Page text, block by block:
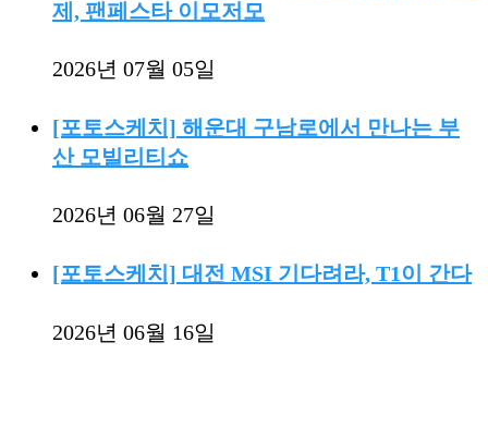
제, 팬페스타 이모저모
2026년 07월 05일
[포토스케치] 해운대 구남로에서 만나는 부
산 모빌리티쇼
2026년 06월 27일
[포토스케치] 대전 MSI 기다려라, T1이 간다
2026년 06월 16일